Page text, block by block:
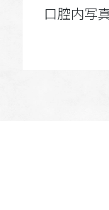
口腔内写